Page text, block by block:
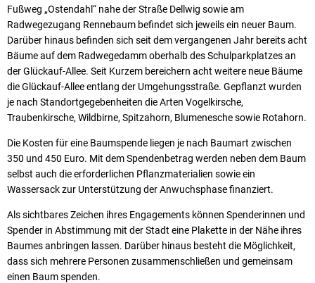
Fußweg „Ostendahl“ nahe der Straße Dellwig sowie am
Radwegezugang Rennebaum befindet sich jeweils ein neuer Baum.
Darüber hinaus befinden sich seit dem vergangenen Jahr bereits acht
Bäume auf dem Radwegedamm oberhalb des Schulparkplatzes an
der Glückauf-Allee. Seit Kurzem bereichern acht weitere neue Bäume
die Glückauf-Allee entlang der Umgehungsstraße. Gepflanzt wurden
je nach Standortgegebenheiten die Arten Vogelkirsche,
Traubenkirsche, Wildbirne, Spitzahorn, Blumenesche sowie Rotahorn.
Die Kosten für eine Baumspende liegen je nach Baumart zwischen
350 und 450 Euro. Mit dem Spendenbetrag werden neben dem Baum
selbst auch die erforderlichen Pflanzmaterialien sowie ein
Wassersack zur Unterstützung der Anwuchsphase finanziert.
Als sichtbares Zeichen ihres Engagements können Spenderinnen und
Spender in Abstimmung mit der Stadt eine Plakette in der Nähe ihres
Baumes anbringen lassen. Darüber hinaus besteht die Möglichkeit,
dass sich mehrere Personen zusammenschließen und gemeinsam
einen Baum spenden.